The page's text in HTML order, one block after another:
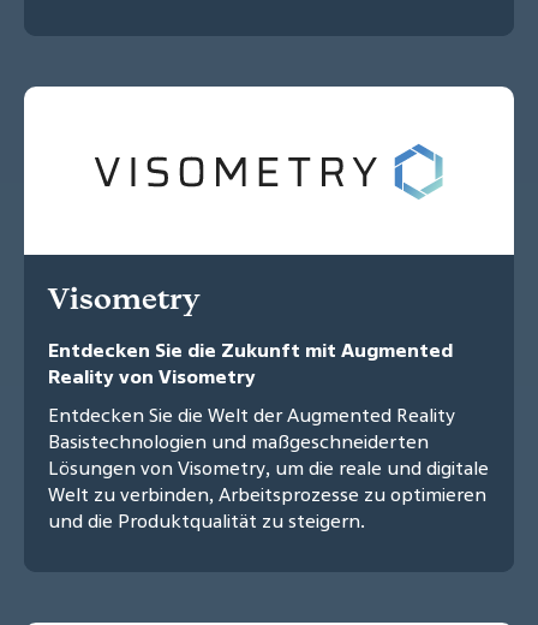
Visometry
Entdecken Sie die Zukunft mit Augmented
Reality von Visometry
Entdecken Sie die Welt der Augmented Reality
Basistechnologien und maßgeschneiderten
Lösungen von Visometry, um die reale und digitale
Welt zu verbinden, Arbeitsprozesse zu optimieren
und die Produktqualität zu steigern.